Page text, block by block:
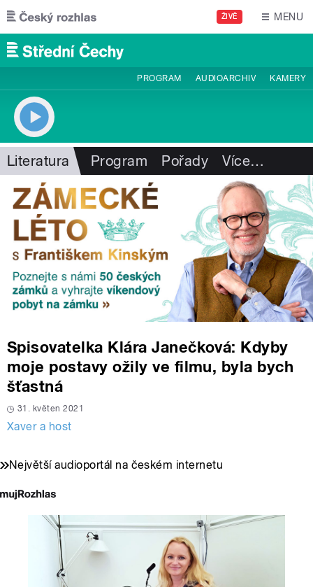
Přejít k hlavnímu obsahu
ŽIVĚ MENU
PROGRAM AUDIOARCHIV KAMERY
Literatura Program Pořady Více…
Spisovatelka Klára Janečková: Kdyby
moje postavy ožily ve filmu, byla bych
šťastná
31. květen 2021
Xaver a host
Největší audioportál na českém internetu